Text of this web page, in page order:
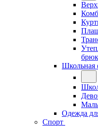
Школьная
Одежда
Спорт